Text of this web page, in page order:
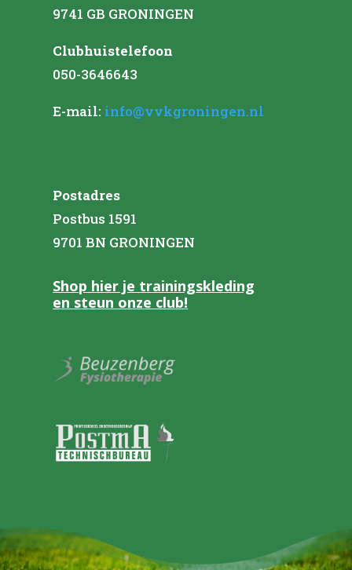
9741 GB GRONINGEN
Clubhuistelefoon
050-3646643
E-mail: info@vvkgroningen.nl
Postadres
Postbus 1591
9701 BN GRONINGEN
Shop hier je trainingskleding
en steun onze club!